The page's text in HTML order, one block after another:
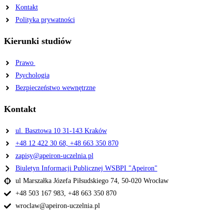
Kontakt
Polityka prywatności
Kierunki studiów
Prawo
Psychologia
Bezpieczeństwo wewnętrzne
Kontakt
ul. Basztowa 10 31-143 Kraków
+48 12 422 30 68, +48 663 350 870
zapisy@apeiron-uczelnia.pl
Biuletyn Informacji Publicznej WSBPI "Apeiron"
ul Marszałka Józefa Piłsudskiego 74, 50-020 Wrocław
+48 503 167 983, +48 663 350 870
wroclaw@apeiron-uczelnia.pl